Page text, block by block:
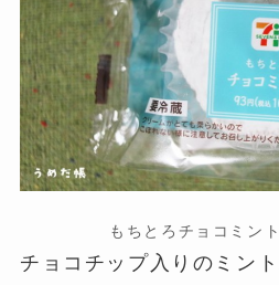
もちとろチョコミン
チョコチップ入りのミン